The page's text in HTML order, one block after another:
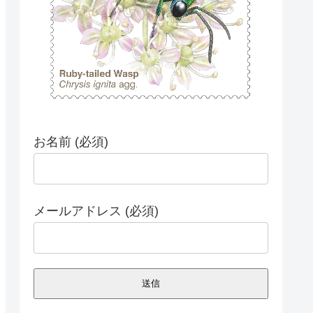
お名前 (必須)
メールアドレス (必須)